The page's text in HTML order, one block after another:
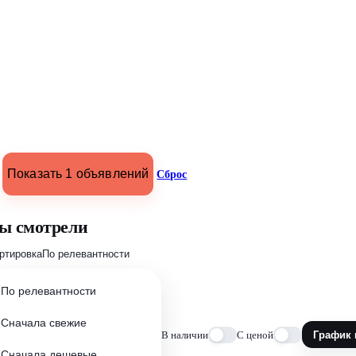
Показать 1 объявлений Сброс
смотрели
По релевантности
По релевантности
Сначала свежие
В наличии С ценой График